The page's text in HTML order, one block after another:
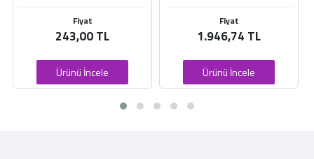
Fiyat
243,00 TL
Ürünü İncele
Fiyat
1.946,74 TL
Ürünü İncele